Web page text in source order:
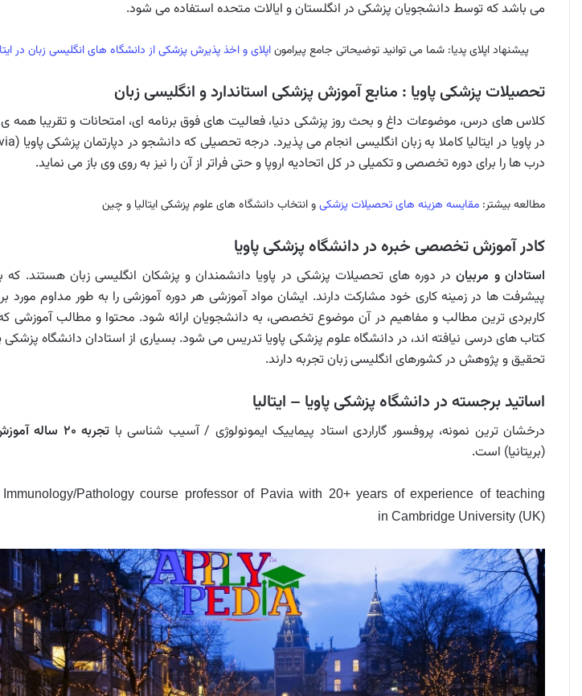
می باشد که توسط دانشجویان پزشکی در انگلستان و ایالات متحده استفاده می شود.
پیشنهاد اپلای پدیا: شما می توانید توضیحاتی جامع پیراموناپلای و اخذ پذیرش پزشکی از دانشگاه های انگلیسی زبان در
تحصیلات پزشکی پاویا : منابع آموزش پزشکی استاندارد و انگلیسی زبان
کلاس های درس، موضوعات داغ و بحث روز پزشکی دنیا، فعالیت های فوق برنامه ای، امتحانات و تقریبا همه
درب ها را برای دوره تخصصی و تکمیلی در کل اتحادیه اروپا و حتی فراتر از آن را نیز به روی وی باز می نماید.
مطالعه بیشتر: مقایسه هزینه های تحصیلات پزشکیو انتخاب دانشگاه های علوم پزشکی ایتالیا و چین
کادر آموزش تخصصی خبره در دانشگاه پزشکی پاویا
استادان و مربیاندر دوره های تحصیلات پزشکی در پاویا دانشمندان و پزشکان انگلیسی زبان هستند. که
پیشرفت ها در زمینه کاری خود مشارکت دارند. ایشان مواد آموزشی هر دوره آموزشی را به طور مداوم مورد
کاربردی ترین مطالب و مفاهیم در آن موضوع تخصصی، به دانشجویان ارائه شود. محتوا و مطالب آموزشی که
کتاب های درسی نیافته اند، در دانشگاه علوم پزشکی پاویا تدریس می شود. بسیاری از استادان دانشگاه پزشکی
تحقیق و پژوهش در کشورهای انگلیسی زبان تجربه دارند.
اساتید برجسته در دانشگاه پزشکی پاویا – ایتالیا
درخشان ترین نمونه، پروفسور گاراردی استاد پیماییک ایمونولوژی / آسیب شناسی با تجربه ۲۰ ساله آموزش در دانشگاه کمبریج
(بریتانیا) است.
Pathology course professor of Pavia with 20+ years of experience of teaching
in Cambridge University (UK)